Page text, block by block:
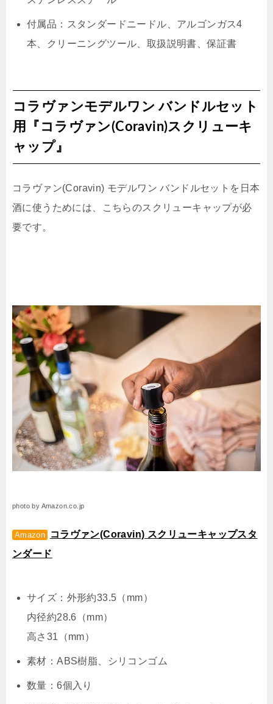
付属品：スタンダードニードル、アルゴンガス4
本、クリーニングツール、取扱説明書、保証書
コラヴァンモデルワン バンドルセット
用『コラヴァン(Coravin)スクリューキ
ャップ』
コラヴァン(Coravin) モデルワン バンドルセットを日本
酒に使うためには、こちらのスクリューキャップが必
要です。
photo by Amazon.co.jp
Amazon
コラヴァン(Coravin) スクリューキャップスタ
ンダード
サイズ：外形約33.5（mm）
内径約28.6（mm）
高さ31（mm）
素材：ABS樹脂、シリコンゴム
数量：6個入り